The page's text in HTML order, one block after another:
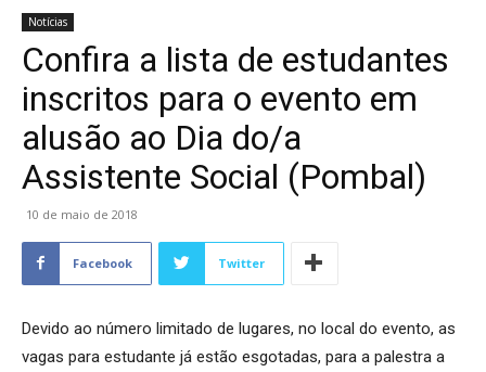
Notícias
Confira a lista de estudantes
inscritos para o evento em
alusão ao Dia do/a
Assistente Social (Pombal)
10 de maio de 2018
Facebook Twitter
Devido ao número limitado de lugares, no local do evento, as
vagas para estudante já estão esgotadas, para a palestra a